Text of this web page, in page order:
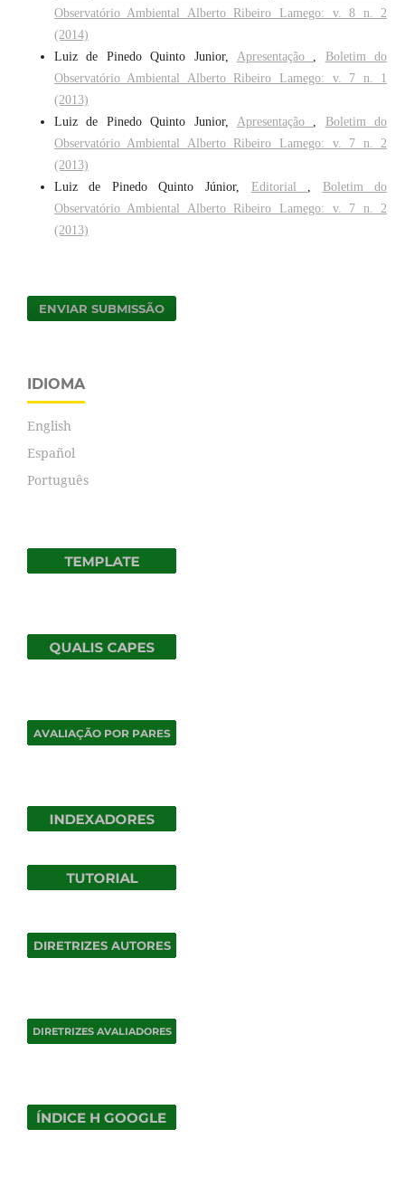
Observatório Ambiental Alberto Ribeiro Lamego: v. 8 n. 2
(2014)
Luiz de Pinedo Quinto Junior, Apresentação
Boletim do
Observatório Ambiental Alberto Ribeiro Lamego: v. 7 n. 1
(2013)
Luiz de Pinedo Quinto Junior, Apresentação
Boletim do
Observatório Ambiental Alberto Ribeiro Lamego: v. 7 n. 2
(2013)
Luiz de Pinedo Quinto Júnior, Editorial
Boletim do
Observatório Ambiental Alberto Ribeiro Lamego: v. 7 n. 2
(2013)
ENVIAR SUBMISSÃO
IDIOMA
English
Español
Português